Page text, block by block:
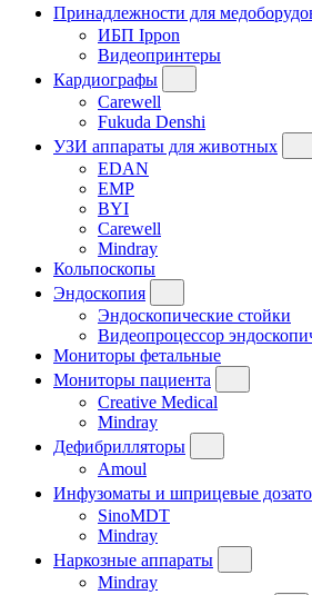
Принадлежности для
ИБП Ippon
Видеопринтеры
Кардиографы
Carewell
Fukuda Denshi
УЗИ аппараты для животных
EDAN
EMP
BYI
Carewell
Mindray
Кольпоскопы
Эндоскопия
Эндоскопические стойки
Видеопроцессор
Мониторы фетальные
Мониторы пациента
Creative Medical
Mindray
Дефибрилляторы
Amoul
Инфузоматы и шприцевые
SinoMDT
Mindray
Наркозные аппараты
Mindray